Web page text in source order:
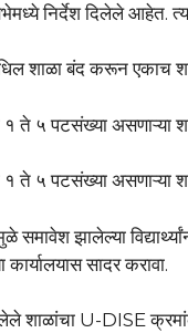
निर्देश दिलेले आहेत.
शाळा बंद करून एकाच
ते ५ पटसंख्या असणाऱ्या
ते ५ पटसंख्या असणाऱ्या
समावेश झालेल्या
कार्यालयास सादर करावा.
शाळांचा U-DISE क्रमांक